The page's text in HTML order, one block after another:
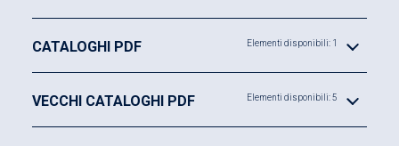
CATALOGHI PDF Elementi disponibili: 1
VECCHI CATALOGHI PDF Elementi disponibili: 5